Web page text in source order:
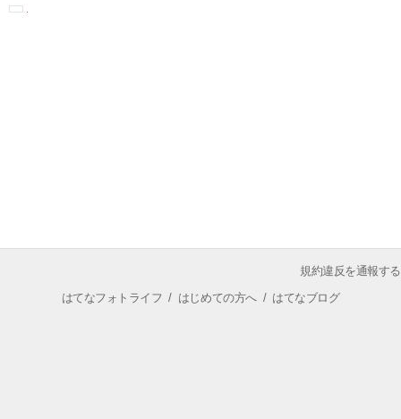
規約違反を通報する
はてなフォトライフ / はじめての方へ/ はてなブログ